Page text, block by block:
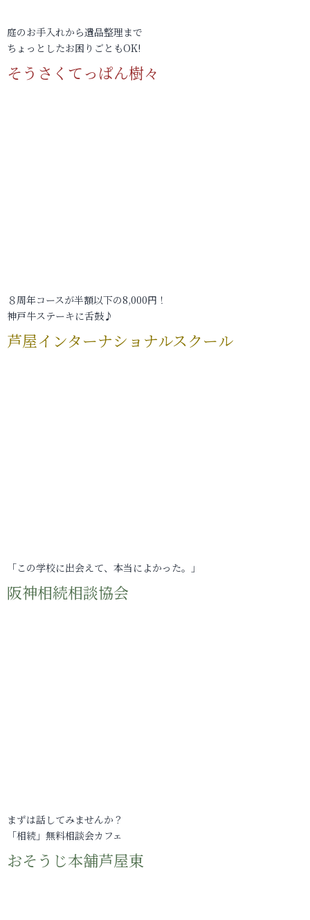
庭のお手入れから遺品整理まで
ちょっとしたお困りごともOK!
そうさくてっぱん樹々
８周年コースが半額以下の8,000円！
神戸牛ステーキに舌鼓♪
芦屋インターナショナルスクール
「この学校に出会えて、本当によかった。」
阪神相続相談協会
まずは話してみませんか？
「相続」無料相談会カフェ
おそうじ本舗芦屋東